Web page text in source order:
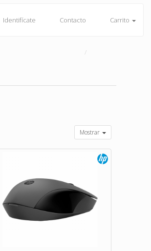
Identifícate Contacto Carrito
Mostrar